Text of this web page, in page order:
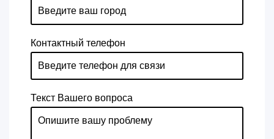
Контактный телефон
Текст Вашего вопроса